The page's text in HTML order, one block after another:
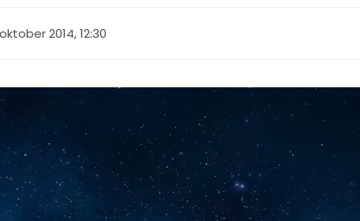
2014, 12:30